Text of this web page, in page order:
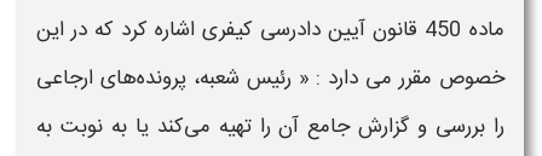
ماده 450 قانون آیین
دادرسی کیفری اشاره کرد که در این
خصوص مقرر می دارد : « رئیس شعبه، پرونده‌های ارجاعی
را بررسی و گزارش جامع آن را تهیه می‌کند یا به نوبت به